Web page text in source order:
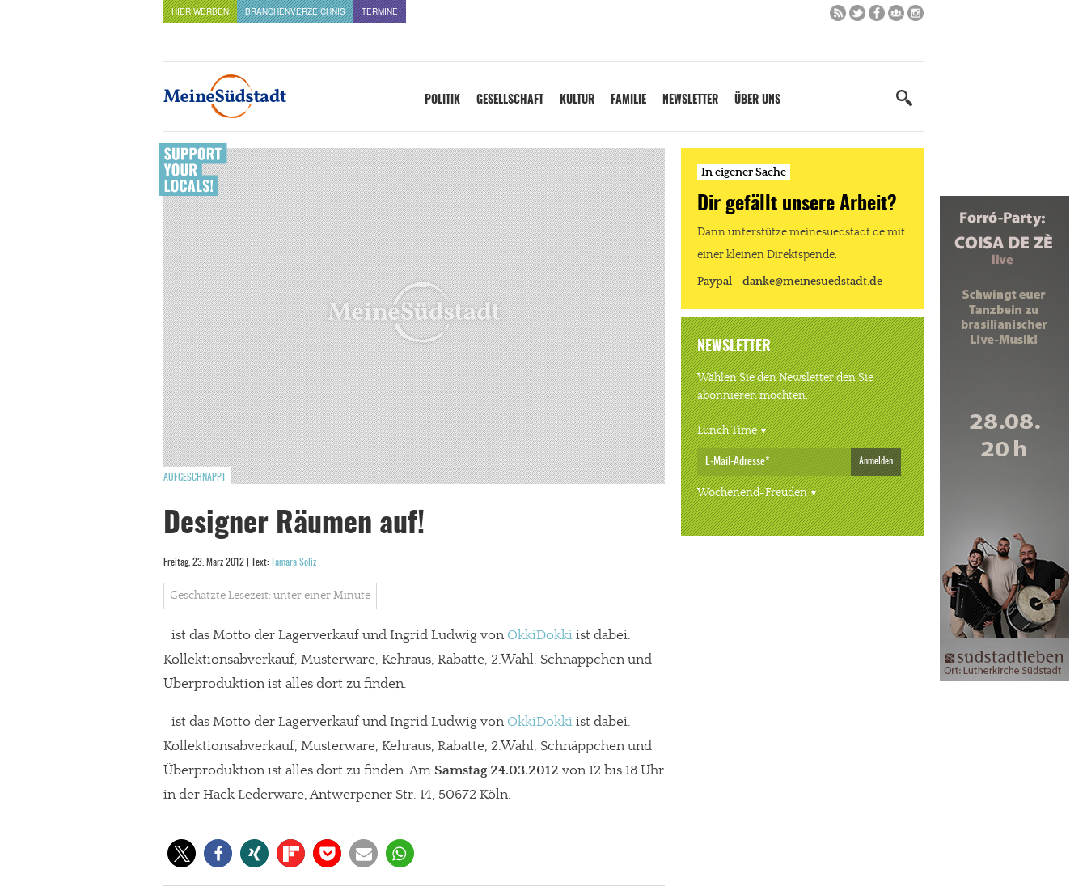
HIER WERBEN BRANCHENVERZEICHNIS TERMINE
POLITIK GESELLSCHAFT KULTUR FAMILIE NEWSLETTER ÜBER UNS
AUFGESCHNAPPT
Designer Räumen auf!
Freitag, 23. März 2012 | Text: Tamara Soliz
Geschätzte Lesezeit: unter einer Minute
ist das Motto der Lagerverkauf und Ingrid Ludwig von OkkiDokki ist dabei.
Kollektionsabverkauf, Musterware, Kehraus, Rabatte, 2.Wahl, Schnäppchen und
Überproduktion ist alles dort zu finden.
ist das Motto der Lagerverkauf und Ingrid Ludwig von OkkiDokki ist dabei.
Kollektionsabverkauf, Musterware, Kehraus, Rabatte, 2.Wahl, Schnäppchen und
Überproduktion ist alles dort zu finden. Am Samstag 24.03.2012 von 12 bis 18 Uhr
in der Hack Lederware, Antwerpener Str. 14, 50672 Köln.
In eigener Sache
Dir gefällt unsere Arbeit?
Dann unterstütze meinesuedstadt.de mit
einer kleinen Direktspende.
Paypal - danke@meinesuedstadt.de
NEWSLETTER
Wählen Sie den Newsletter den Sie
abonnieren möchten.
Lunch Time
Anmelden
Wochenend-Freuden